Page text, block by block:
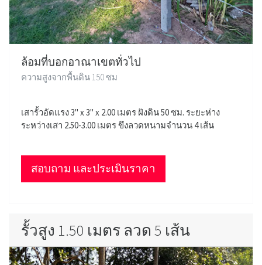
ล้อมที่บอกอาณาเขตทั่วไป
ความสูงจากพื้นดิน 150 ซม
เสารั้วอัดแรง 3" x 3" x 2.00 เมตร ฝังดิน 50 ซม. ระยะห่าง
ระหว่างเสา 2.50-3.00 เมตร ขึงลวดหนามจำนวน 4 เส้น
สอบถาม และประเมินราคา
รั้วสูง 1.50 เมตร ลวด 5 เส้น